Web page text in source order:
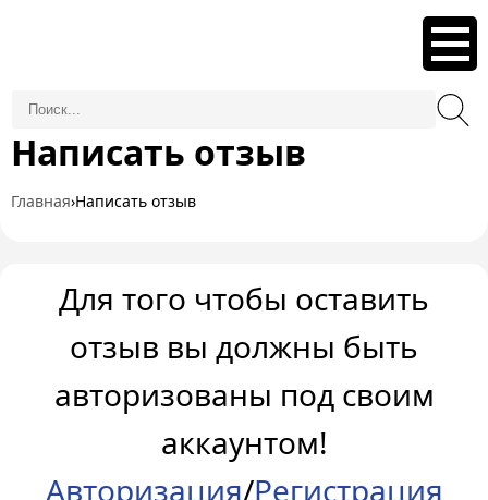
Написать отзыв
Главная›Написать отзыв
Для того чтобы оставить
отзыв вы должны быть
авторизованы под своим
аккаунтом!
Авторизация/Регистрация